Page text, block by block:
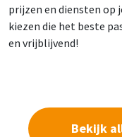
prijzen en diensten op
kiezen die het beste
en vrijblijvend!
Bekijk